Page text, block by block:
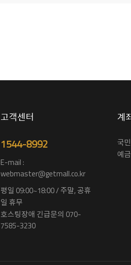
고객센터
1544-8992
E-mail :
webmaster@getmall.co.kr
평일 09:00~18:00 / 주말, 공휴
일 휴무
호스팅장애 긴급문의 070-
7585-3230
계
국
예